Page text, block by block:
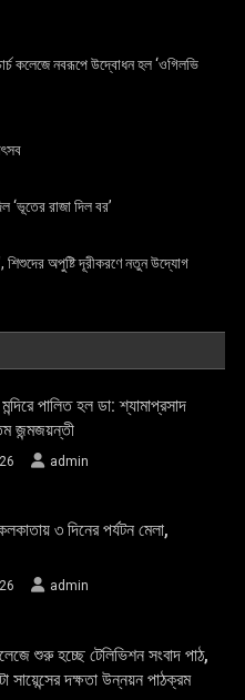
কলেজে নবরূপে উদ্বোধন হল ‘ওগিলভি
‘ভূতের রাজা দিল বর’
অপুষ্টি দূরীকরণে নতুন উদ্যোগ
পালিত হল ডা: শ্যামাপ্রসাদ
জন্মজয়ন্তী
admin
৩ দিনের পর্যটন মেলা,
admin
শুরু হচ্ছে টেলিভিশন সংবাদ পাঠ,
সায়েন্সের দক্ষতা উন্নয়ন পাঠক্রম